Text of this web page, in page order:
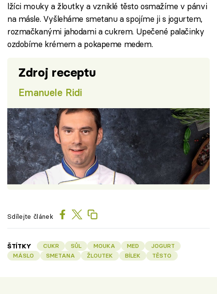
lžíci mouky a žloutky a vzniklé těsto osmažíme v pánvi
na másle. Vyšleháme smetanu a spojíme ji s jogurtem,
rozmačkanými jahodami a cukrem. Upečené palačinky
ozdobíme krémem a pokapeme medem.
Zdroj receptu
Emanuele Ridi
Sdílejte článek
ŠTÍTKY CUKR SŮL MOUKA MED
JOGURT
MÁSLO
SMETANA ŽLOUTEK BÍLEK TĚSTO